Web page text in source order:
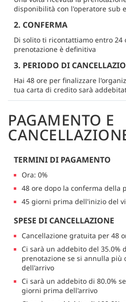
disponibilità con l'operatore sub
2. CONFERMA
Di solito ti ricontattiamo entro 24
prenotazione è definitiva
3. PERIODO DI
Hai 48 ore per finalizzare
tua carta di credito sarà
PAGAMENTO E
TERMINI DI PAGAMENTO
Ora: 0%
48 ore dopo la conferma della
45 giorni prima dell'inizio del
SPESE DI CANCELLAZIONE
Cancellazione gratuita per 48
Ci sarà un addebito del 35.0%
prenotazione se si annulla più
dell'arrivo
Ci sarà un addebito di 80.0%
giorni prima dell'arrivo